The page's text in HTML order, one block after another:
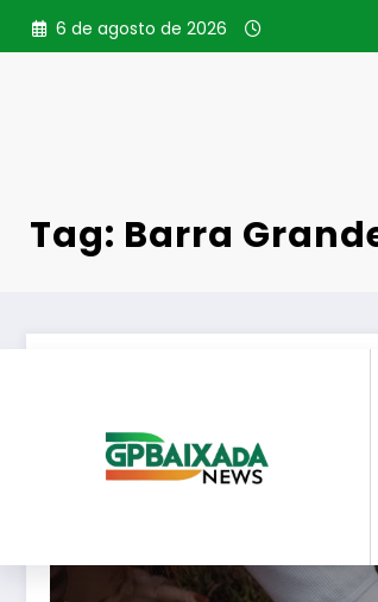
Pular
para
6 de agosto de 2026
Tag: Barra